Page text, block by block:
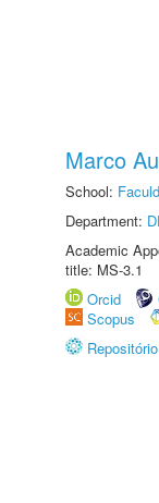
Marco
School:
Department:
Academic
title: MS-3.1
Orcid
Scopus